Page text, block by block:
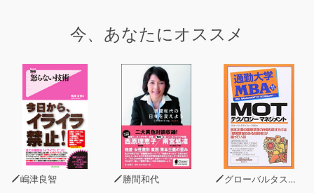
得意の演技で皇王寄りの立場と油断させ、裏で反皇国同盟
“強い皇帝”イメージを世界へ知らしめ一気に同盟を結びや
すくするため、
ついに今まで隠してきた魔法を解禁する──。
無敗の英雄が、皇国を騙して旧領を奪還へ！
エスプリ幼帝の痛快王政サバイバルファンタジー第７弾！
© 2024 Masekinokatasa ℗ TO Books.
今、あなたにオススメ
嶋津良智 勝間和代 グローバルタスクフォース